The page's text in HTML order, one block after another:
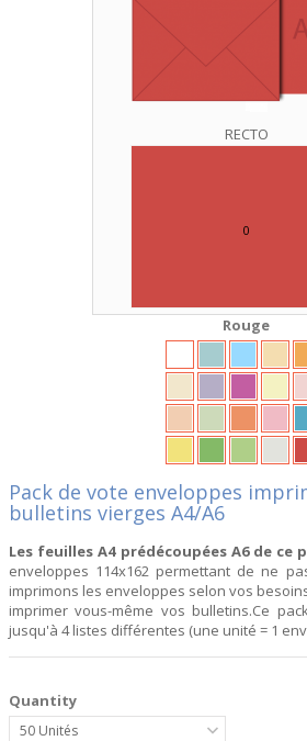
RECTO
0
Rouge
Pack de vote enveloppes
bulletins vierges A4/A6
Les feuilles A4 prédécoupées A6 de ce
enveloppes 114x162 permettant de ne
imprimons les enveloppes selon vos
imprimer vous-même vos bulletins.Ce
jusqu'à 4 listes différentes (une unité = 1
Quantity
50